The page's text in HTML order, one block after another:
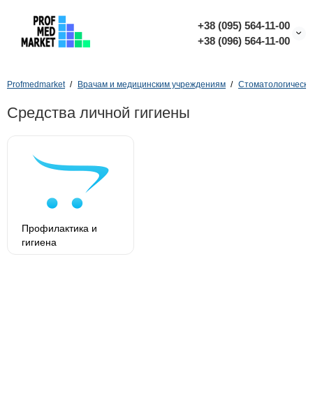
+38 (095) 564-11-00
+38 (096) 564-11-00
Profmedmarket Врачам и медицинским учреждениям
Средства личной гигиены
Профилактика и
гигиена